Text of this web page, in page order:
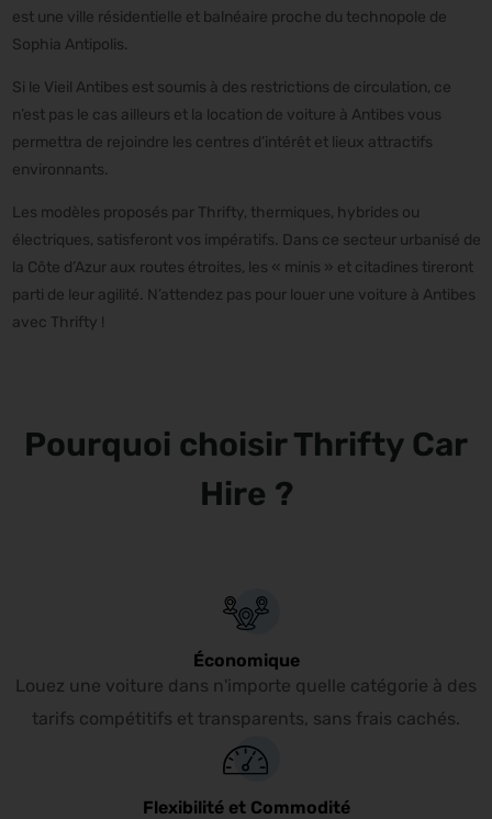
est une ville résidentielle et balnéaire proche du technopole de
Sophia Antipolis.
Si le Vieil Antibes est soumis à des restrictions de circulation, ce
n’est pas le cas ailleurs et la location de voiture à Antibes vous
permettra de rejoindre les centres d’intérêt et lieux attractifs
environnants.
Les modèles proposés par Thrifty, thermiques, hybrides ou
électriques, satisferont vos impératifs. Dans ce secteur urbanisé de
la Côte d’Azur aux routes étroites, les « minis » et citadines tireront
parti de leur agilité. N’attendez pas pour louer une voiture à Antibes
avec Thrifty !
Pourquoi choisir Thrifty Car
Hire ?
Économique
Louez une voiture dans n'importe quelle catégorie à des
tarifs compétitifs et transparents, sans frais cachés.
Flexibilité et Commodité